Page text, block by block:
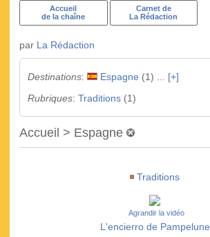
Accueil
de la chaîne
Carnet de
La Rédaction
par La Rédaction
Destinations: Espagne (1) ... [+]
Rubriques: Traditions(1)
Accueil > Espagne
Traditions
Agrandir la vidéo
L'encierro de Pampelune